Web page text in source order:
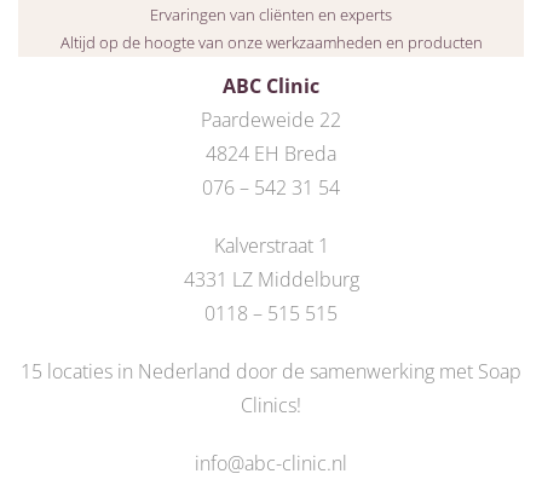
ABC Clinic
Paardeweide 22
4824 EH Breda
076 – 542 31 54
Kalverstraat 1
4331 LZ Middelburg
0118 – 515 515
15 locaties in Nederland door de samenwerking met Soap
Clinics!
info@abc-clinic.nl
Ervaringen van cliënten en experts
Altijd op de hoogte van onze werkzaamheden en producten